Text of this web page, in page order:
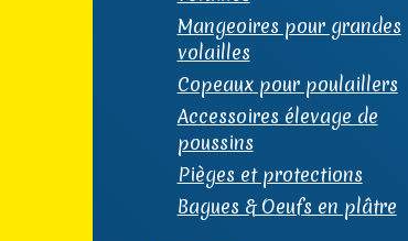
Mangeoires pour grandes
volailles
Copeaux pour poulaillers
Accessoires élevage de
poussins
Pièges et protections
Bagues & Oeufs en plâtre